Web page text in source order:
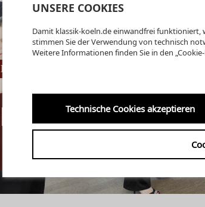
Kunsthaus Troisdorf
22.11.2025 | 20:00 UHR
CONCERTO KÖLN -
UNSERE COOKIES
Damit klassik-koeln.de einwandfrei funktioniert,
stimmen Sie der Verwendung von technisch
Weitere Informationen finden Sie in den
Technische Cookies akzeptieren